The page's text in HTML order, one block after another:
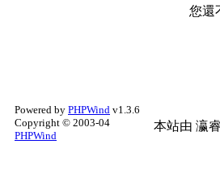
您還
Powered by PHPWind v1.3.6
Copyright © 2003-04
PHPWind
本站由 瀛